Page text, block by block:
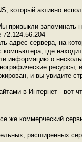
который активно
привыкли запоминать
72.124.56.204
адрес сервера, на
где
информацию о
и вы увидите
в Интернет - вот
же коммерческий
расширенных